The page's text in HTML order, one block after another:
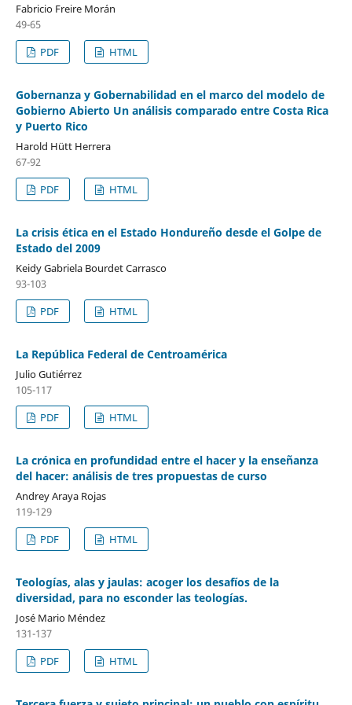
Fabricio Freire Morán
49-65
PDF
HTML
Gobernanza y Gobernabilidad en el marco del modelo de
Gobierno Abierto Un análisis comparado entre Costa Rica
y Puerto Rico
Harold Hütt Herrera
67-92
PDF
HTML
La crisis ética en el Estado Hondureño desde el Golpe de
Estado del 2009
Keidy Gabriela Bourdet Carrasco
93-103
PDF
HTML
La República Federal de Centroamérica
Julio Gutiérrez
105-117
PDF
HTML
La crónica en profundidad entre el hacer y la enseñanza
del hacer: análisis de tres propuestas de curso
Andrey Araya Rojas
119-129
PDF
HTML
Teologías, alas y jaulas: acoger los desafíos de la
diversidad, para no esconder las teologías.
José Mario Méndez
131-137
PDF
HTML